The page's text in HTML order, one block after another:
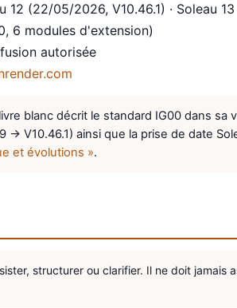
12 (22/05/2026, V10.46.1) · Soleau
6 modules d'extension)
autorisée
blanc décrit le standard IG00 dans sa
→ V10.46.1) ainsi que la prise de date
et évolutions ».
structurer ou clarifier. Il ne doit jamais